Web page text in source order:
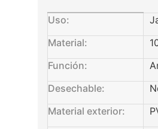
Uso:
Material:
Función:
Desechable:
Material exterior: